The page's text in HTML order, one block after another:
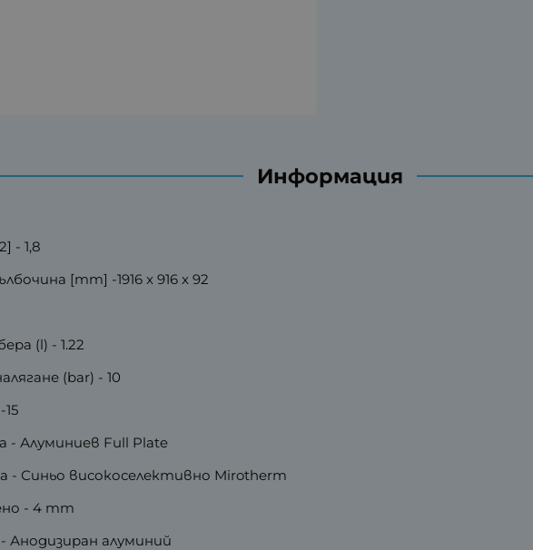
Информация
- 1,8
[mm] -1916 x 916 x 92
(l) - 1.22
(bar) - 10
- Алуминиев Full Plate
- Синьо високоселективно Mirotherm
- 4 mm
алуминий